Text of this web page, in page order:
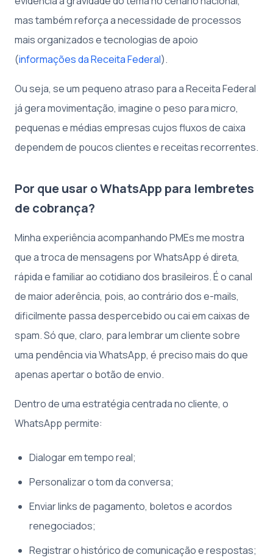
mas também reforça a necessidade de processos
mais organizados e tecnologias de apoio
(informações da Receita Federal).
Ou seja, se um pequeno atraso para a Receita Federal
já gera movimentação, imagine o peso para micro,
pequenas e médias empresas cujos fluxos de caixa
dependem de poucos clientes e receitas recorrentes.
Por que usar o WhatsApp para lembretes
de cobrança?
Minha experiência acompanhando PMEs me mostra
que a troca de mensagens por WhatsApp é direta,
rápida e familiar ao cotidiano dos brasileiros. É o canal
de maior aderência, pois, ao contrário dos e-mails,
dificilmente passa despercebido ou cai em caixas de
spam. Só que, claro, para lembrar um cliente sobre
uma pendência via WhatsApp, é preciso mais do que
apenas apertar o botão de envio.
Dentro de uma estratégia centrada no cliente, o
WhatsApp permite:
Dialogar em tempo real;
Personalizar o tom da conversa;
Enviar links de pagamento, boletos e acordos
renegociados;
Registrar o histórico de comunicação e respostas;